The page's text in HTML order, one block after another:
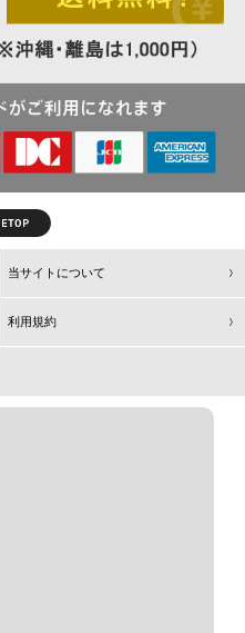
当サイトについて
利用規約